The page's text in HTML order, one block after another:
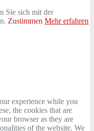
Sie sich mit der
Zustimmen Mehr erfahren
experience while you
the cookies that are
browser as they are
of the website. We